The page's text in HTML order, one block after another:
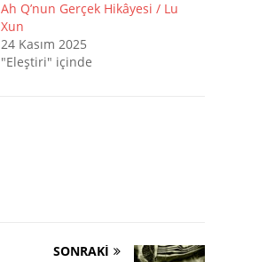
Ah Q’nun Gerçek Hikâyesi / Lu
Xun
24 Kasım 2025
"Eleştiri" içinde
SONRAKI